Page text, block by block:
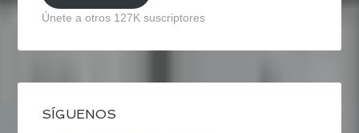
Únete a otros 127K suscriptores
SÍGUENOS